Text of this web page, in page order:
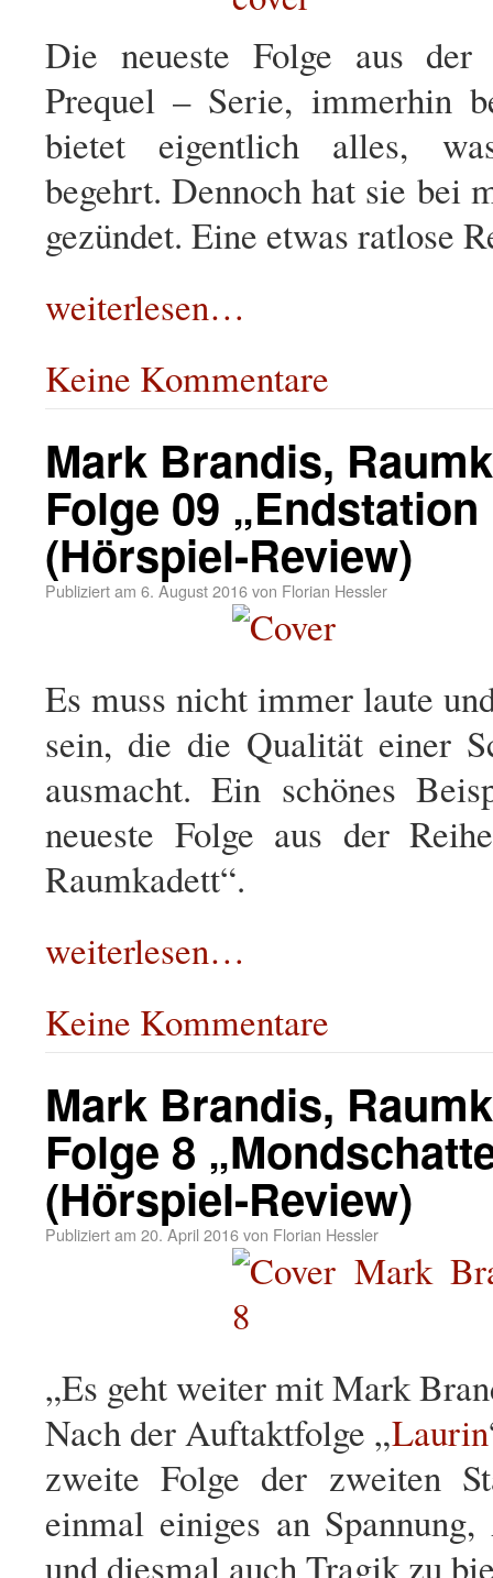
Die neueste Folge aus
Prequel – Serie, immerhin
bietet eigentlich alles,
begehrt. Dennoch hat sie bei
gezündet. Eine etwas ratlose
weiterlesen…
Keine Kommentare
Mark Brandis,
Folge 09
(Hörspiel-Review)
Publiziert am 6. August 2016von Florian Hessler
Es muss nicht immer laute
sein, die die Qualität einer
ausmacht. Ein schönes
neueste Folge aus der
Raumkadett“.
weiterlesen…
Keine Kommentare
Mark Brandis,
Folge 8
(Hörspiel-Review)
Publiziert am 20. April 2016von Florian Hessler
„Es geht weiter mit Mark
Nach der Auftaktfolge „Laurin
zweite Folge der zweiten
einmal einiges an
und diesmal auch Tragik zu